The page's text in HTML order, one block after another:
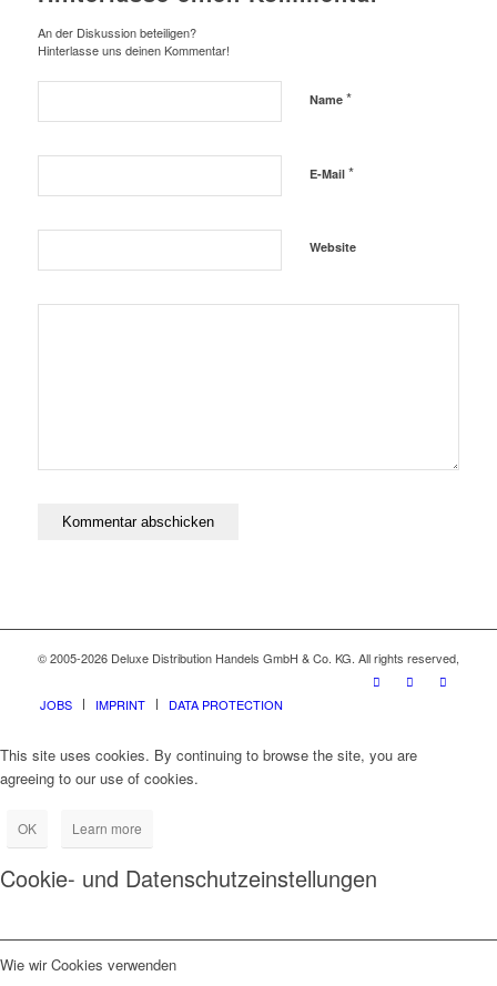
An der Diskussion beteiligen?
Hinterlasse uns deinen Kommentar!
Name *
E-Mail *
Website
© 2005-2026 Deluxe Distribution Handels GmbH & Co. KG. All rights reserved,
JOBS IMPRINT DATA PROTECTION
This site uses cookies. By continuing to browse the site, you are
agreeing to our use of cookies.
OK Learn more
Cookie- und Datenschutzeinstellungen
Wie wir Cookies verwenden